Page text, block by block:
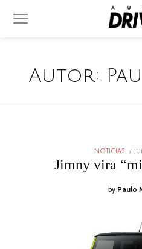
Autor:
NOTICIAS
ON
Jimny vira
by Paulo